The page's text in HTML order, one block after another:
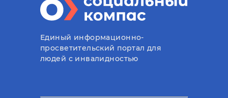
Единый информационно-
просветительский портал для
людей с инвалидностью